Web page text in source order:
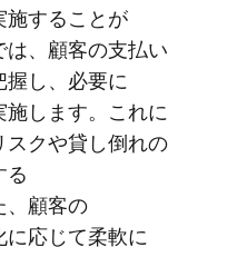
施する​ことが​
、​顧客の​支払い​
し、​必要に​
します。​これに​
スクや​貸し倒れの​
る​
、​顧客の​
応じて​柔軟に​